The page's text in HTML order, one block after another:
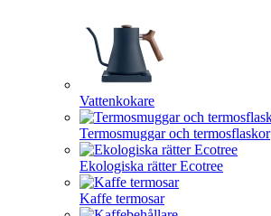
Vattenkokare
Termosmuggar och termosflaskor
Ekologiska rätter Ecotree
Kaffe termosar